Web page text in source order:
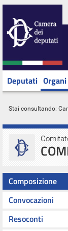
Deputati
Stai consultando:
Composizione
Convocazioni
Resoconti